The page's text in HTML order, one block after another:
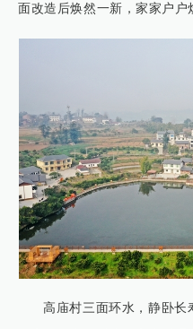
面改造后焕然一新，家家户户
高庙村三面环水，静卧长